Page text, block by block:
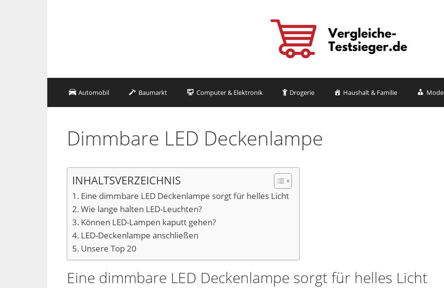
Automobil Baumarkt Computer & Elektronik Drogerie Haushalt & Familie Mode
Dimmbare LED Deckenlampe
INHALTSVERZEICHNIS
Eine dimmbare LED Deckenlampe sorgt für helles Licht
Wie lange halten LED-Leuchten?
Können LED-Lampen kaputt gehen?
LED-Deckenlampe anschließen
Unsere Top 20
Eine dimmbare LED Deckenlampe sorgt für helles Licht